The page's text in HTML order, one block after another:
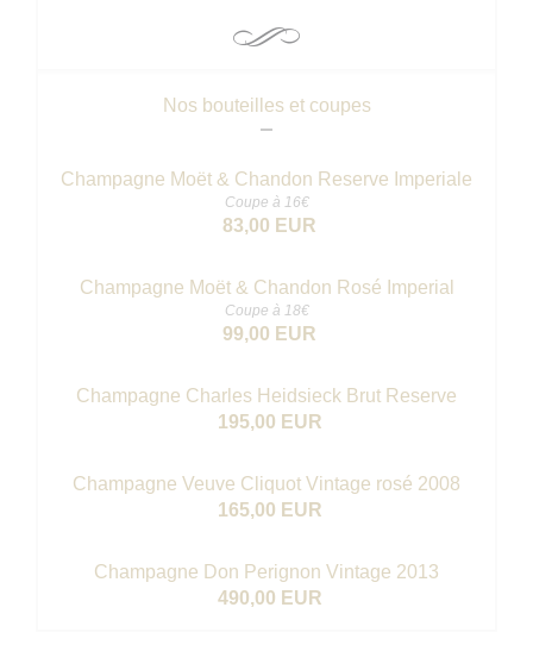
Nos bouteilles et coupes
Champagne Moët & Chandon Reserve Imperiale
Coupe à 16€
83,00 EUR
Champagne Moët & Chandon Rosé Imperial
Coupe à 18€
99,00 EUR
Champagne Charles Heidsieck Brut Reserve
195,00 EUR
Champagne Veuve Cliquot Vintage rosé 2008
165,00 EUR
Champagne Don Perignon Vintage 2013
490,00 EUR